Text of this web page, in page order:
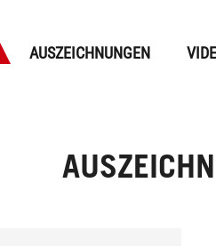
AUSZEICHNUNGEN